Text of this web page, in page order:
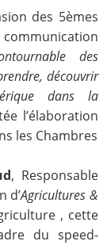
des 5èmes
des
découvrir
dans la
l’élaboration
les Chambres
, Responsable
d’Agricultures &
, cette
du speed-